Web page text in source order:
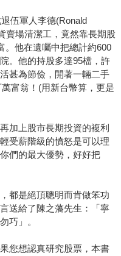
伍軍人李德(Ronald
賣場清潔工，竟然靠長期股
。他在遺囑中把總計約600
。他的持股多達95檔，許
甚為節儉，開著一輛二手
富翁！(用新台幣算，更是
加上股市長期投資的複利
受薪階級的憤怒是可以理
們的最大優勢，好好把
都是絕頂聰明而肯做笨功
送給了陳之藩先生：「寧
巧」。
您想認真研究股票，本書